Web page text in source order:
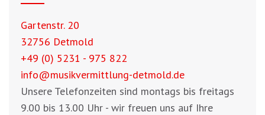
Gartenstr. 20
32756 Detmold
+49 (0) 5231 - 975 822
info@musikvermittlung-detmold.de
Unsere Telefonzeiten sind montags bis freitags
9.00 bis 13.00 Uhr - wir freuen uns auf Ihre